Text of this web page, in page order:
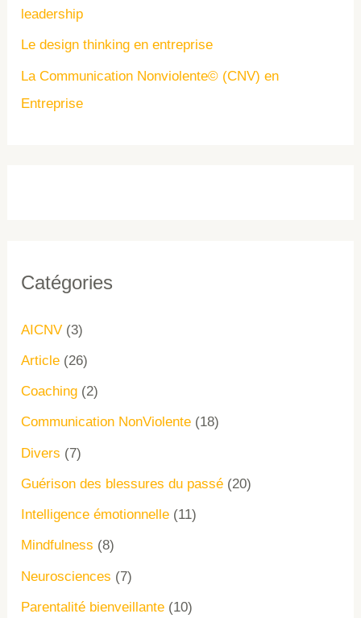
leadership
Le design thinking en entreprise
La Communication Nonviolente© (CNV) en
Entreprise
Catégories
AICNV (3)
Article (26)
Coaching (2)
Communication NonViolente (18)
Divers (7)
Guérison des blessures du passé (20)
Intelligence émotionnelle (11)
Mindfulness (8)
Neurosciences (7)
Parentalité bienveillante (10)